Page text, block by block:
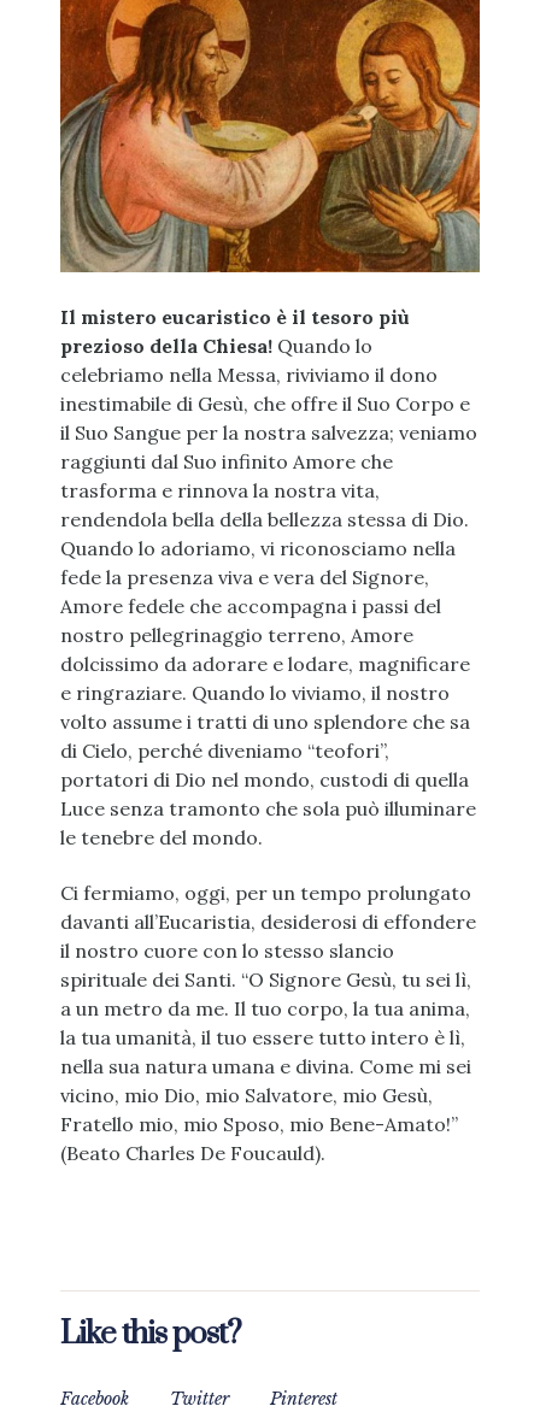
Il mistero eucaristico è il tesoro più
prezioso della Chiesa!Quando lo
celebriamo nella Messa, riviviamo il dono
inestimabile di Gesù, che offre il Suo Corpo e
il Suo Sangue per la nostra salvezza; veniamo
raggiunti dal Suo infinito Amore che
trasforma e rinnova la nostra vita,
rendendola bella della bellezza stessa di Dio.
Quando lo adoriamo, vi riconosciamo nella
fede la presenza viva e vera del Signore,
Amore fedele che accompagna i passi del
nostro pellegrinaggio terreno, Amore
dolcissimo da adorare e lodare, magnificare
e ringraziare. Quando lo viviamo, il nostro
volto assume i tratti di uno splendore che sa
di Cielo, perché diveniamo “teofori”,
portatori di Dio nel mondo, custodi di quella
Luce senza tramonto che sola può illuminare
le tenebre del mondo.
Ci fermiamo, oggi, per un tempo prolungato
davanti all’Eucaristia, desiderosi di effondere
il nostro cuore con lo stesso slancio
spirituale dei Santi. “O Signore Gesù, tu sei lì,
a un metro da me. Il tuo corpo, la tua anima,
la tua umanità, il tuo essere tutto intero è lì,
nella sua natura umana e divina. Come mi sei
vicino, mio Dio, mio Salvatore, mio Gesù,
Fratello mio, mio Sposo, mio Bene-Amato!”
(Beato Charles De Foucauld).
Like this post?
Facebook Twitter Pinterest